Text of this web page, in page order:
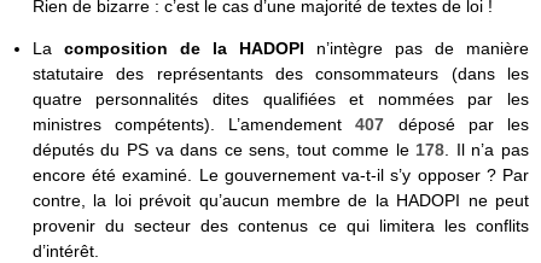
Rien de bizarre : c’est le cas d’une majorité de textes de loi !
La composition de la HADOPI n’intègre pas de manière
statutaire des représentants des consommateurs (dans les
quatre personnalités dites qualifiées et nommées par les
ministres compétents). L’amendement407 déposé par les
députés du PS va dans ce sens, tout comme le 178. Il n’a pas
encore été examiné. Le gouvernement va-t-il s’y opposer ? Par
contre, la loi prévoit qu’aucun membre de la HADOPI ne peut
provenir du secteur des contenus ce qui limitera les conflits
d’intérêt.